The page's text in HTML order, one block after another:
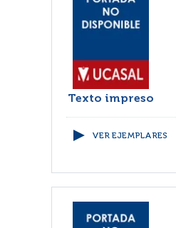
Texto impreso
VER EJEMPLARES